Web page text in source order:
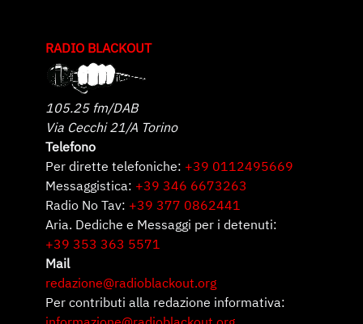
RADIO BLACKOUT
105.25 fm/DAB
Via Cecchi 21/A Torino
Telefono
Per dirette telefoniche: +39 0112495669
Messaggistica: +39 346 6673263
Radio No Tav: +39 377 0862441
Aria. Dediche e Messaggi per i detenuti:
+39 353 363 5571
Mail
redazione@radioblackout.org
Per contributi alla redazione informativa: